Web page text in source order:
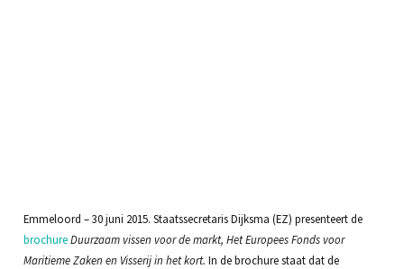
Emmeloord – 30 juni 2015. Staatssecretaris Dijksma (EZ) presenteert de
brochureDuurzaam vissen voor de markt, Het Europees Fonds voor
Maritieme Zaken en Visserij in het kort. In de brochure staat dat de